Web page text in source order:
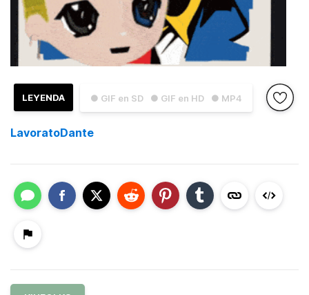
● GIF en SD ● GIF en HD ● MP4
LEYENDA
LavoratoDante